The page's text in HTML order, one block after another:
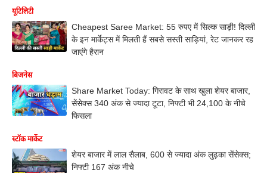
यूटिलिटी
Cheapest Saree Market: 55 रुपए में सिल्क साड़ी! दिल्ली
के इन मार्केट्स में मिलती हैं सबसे सस्ती साड़ियां, रेट जानकर रह
जाएंगे हैरान
बिजनेस
Share Market Today: गिरावट के साथ खुला शेयर बाजार,
सेंसेक्स 340 अंक से ज्यादा टूटा, निफ्टी भी 24,100 के नीचे
फिसला
स्टॉक मार्केट
शेयर बाजार में लाल सैलाब, 600 से ज्यादा अंक लुढ़का सेंसेक्स;
निफ्टी 167 अंक नीचे